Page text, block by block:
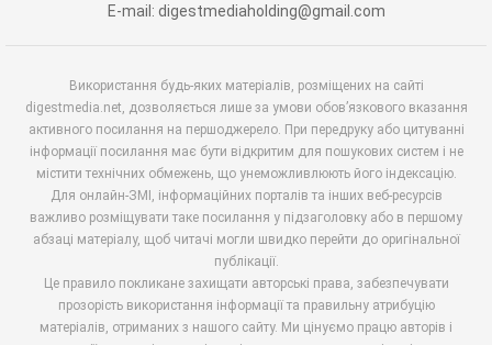
E-mail: digestmediaholding@gmail.com
Використання будь-яких матеріалів, розміщених на сайті
digestmedia.net, дозволяється лише за умови обов’язкового вказання
активного посилання на першоджерело. При передруку або цитуванні
інформації посилання має бути відкритим для пошукових систем і не
містити технічних обмежень, що унеможливлюють його індексацію.
Для онлайн-ЗМІ, інформаційних порталів та інших веб-ресурсів
важливо розміщувати таке посилання у підзаголовку або в першому
абзаці матеріалу, щоб читачі могли швидко перейти до оригінальної
публікації.
Це правило покликане захищати авторські права, забезпечувати
прозорість використання інформації та правильну атрибуцію
матеріалів, отриманих з нашого сайту. Ми цінуємо працю авторів і